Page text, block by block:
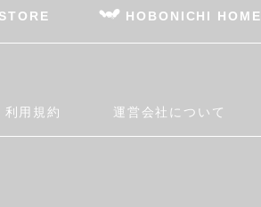
HOBONICHI HOME
利用規約 運営会社について